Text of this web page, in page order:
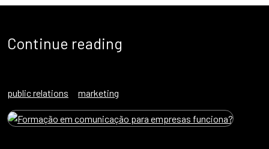
Continue reading
public relations marketing